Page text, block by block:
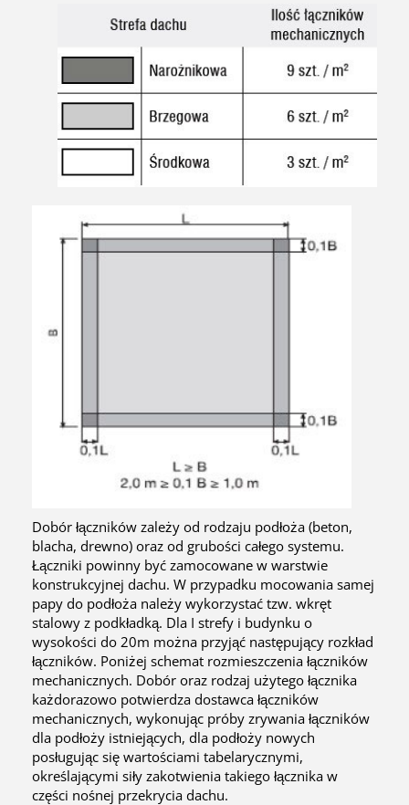
Dobór łączników zależy od rodzaju podłoża (beton,
blacha, drewno) oraz od grubości całego systemu.
Łączniki powinny być zamocowane w warstwie
konstrukcyjnej dachu. W przypadku mocowania samej
papy do podłoża należy wykorzystać tzw. wkręt
stalowy z podkładką. Dla I strefy i budynku o
wysokości do 20m można przyjąć następujący rozkład
łączników. Poniżej schemat rozmieszczenia łączników
mechanicznych. Dobór oraz rodzaj użytego łącznika
każdorazowo potwierdza dostawca łączników
mechanicznych, wykonując próby zrywania łączników
dla podłoży istniejących, dla podłoży nowych
posługując się wartościami tabelarycznymi,
określającymi siły zakotwienia takiego łącznika w
części nośnej przekrycia dachu.